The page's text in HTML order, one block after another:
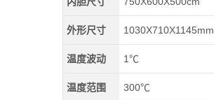
外形尺寸 1030X710X1145mm
温度波动 1℃
温度范围 300℃